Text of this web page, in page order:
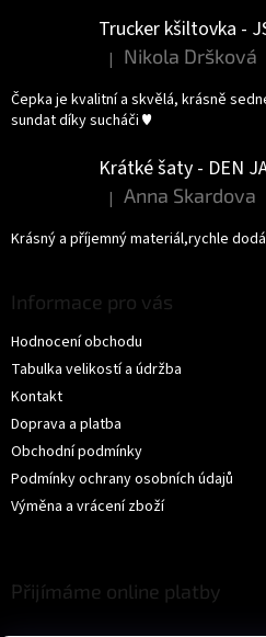
Trucker kšiltovka -
Hodnocení produktu je 5
| Nikola Dršková
Čepka je kvalitní a skvělá, krásně
sundat díky sucháči ♥️
Krátké šaty - DEN
Hodnocení produktu je 5
| Anna Skardova
Krásný a příjemný materiál,rychle
Informace pro vás
Hodnocení obchodu
Tabulka velikostí a údržba
Kontakt
Doprava a platba
Obchodní podmínky
Podmínky ochrany osobních údajů
Výměna a vrácení zboží
Přijímáme online platby